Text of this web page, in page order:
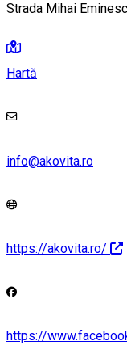
Strada Mihai
Hartă
info@akovita.ro
https://akovita.ro/
https://